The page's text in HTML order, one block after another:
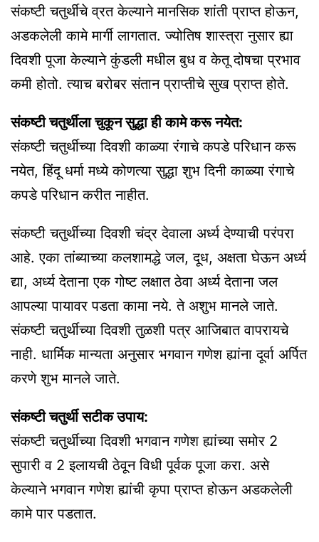
संकष्टी चतुर्थीचे व्रत केल्याने मानसिक शांती प्राप्त होऊन,
अडकलेली कामे मार्गी लागतात. ज्योतिष शास्त्रा नुसार ह्या
दिवशी पूजा केल्याने कुंडली मधील बुध व केतू दोषचा प्रभाव
कमी होतो. त्याच बरोबर संतान प्राप्तीचे सुख प्राप्त होते.
संकष्टी चतुर्थीला चुकून सुद्धा ही कामे करू नयेत:
संकष्टी चतुर्थीच्या दिवशी काळ्या रंगाचे कपडे परिधान करू
नयेत, हिंदू धर्मा मध्ये कोणत्या सुद्धा शुभ दिनी काळ्या रंगाचे
कपडे परिधान करीत नाहीत.
संकष्टी चतुर्थीच्या दिवशी चंद्र देवाला अर्ध्य देण्याची परंपरा
आहे. एका तांब्याच्या कलशामद्धे जल, दूध, अक्षता घेऊन अर्ध्य
द्या, अर्ध्य देताना एक गोष्ट लक्षात ठेवा अर्ध्य देताना जल
आपल्या पायावर पडता कामा नये. ते अशुभ मानले जाते.
संकष्टी चतुर्थीच्या दिवशी तुळशी पत्र आजिबात वापरायचे
नाही. धार्मिक मान्यता अनुसार भगवान गणेश ह्यांना दूर्वा अर्पित
करणे शुभ मानले जाते.
संकष्टी चतुर्थी सटीक उपाय:
संकष्टी चतुर्थीच्या दिवशी भगवान गणेश ह्यांच्या समोर 2
सुपारी व 2 इलायची ठेवून विधी पूर्वक पूजा करा. असे
केल्याने भगवान गणेश ह्यांची कृपा प्राप्त होऊन अडकलेली
कामे पार पडतात.